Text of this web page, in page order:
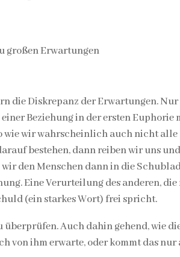
großen Erwartungen
die Diskrepanz der Erwartungen. Nur
Beziehung in der ersten Euphorie
wie wir wahrscheinlich auch nicht alle
bestehen, dann reiben wir uns
den Menschen dann in die
Eine Verurteilung des anderen,
(ein starkes Wort) frei spricht.
Auch dahin gehend, wie
von ihm erwarte, oder kommt das nur